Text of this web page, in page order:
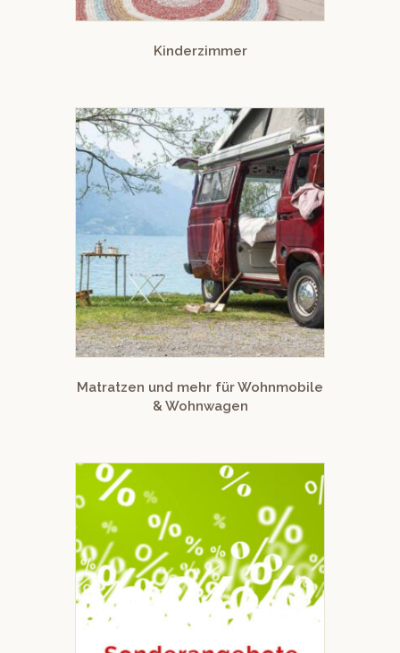
Kinderzimmer
Matratzen und mehr für Wohnmobile
& Wohnwagen